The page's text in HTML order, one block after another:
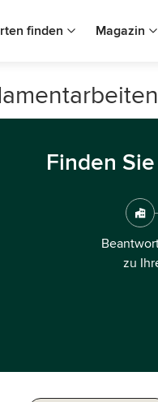
finden Magazin
Finden
zu